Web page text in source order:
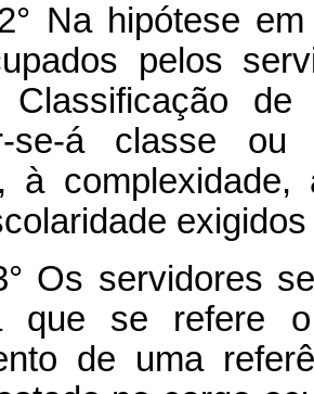
hipótese em
pelos
se-á classe
à
servidores
que se refere o
de uma